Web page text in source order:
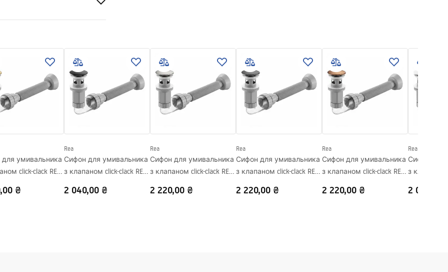
_5.pdf
умивальника
click-clack REA
₴
Rea
Сифон для умивальника
з клапаном click-clack REA
2 040,00 ₴
Rea
Сифон для умивальника
з клапаном click-clack REA
2 220,00 ₴
Rea
Сифон для умивальника
з клапаном click-clack REA
2 220,00 ₴
Rea
Сифон для умивальника
з клапаном click-clack REA
2 220,00 ₴
Rea
Сифон для
з клапаном
2 040,00